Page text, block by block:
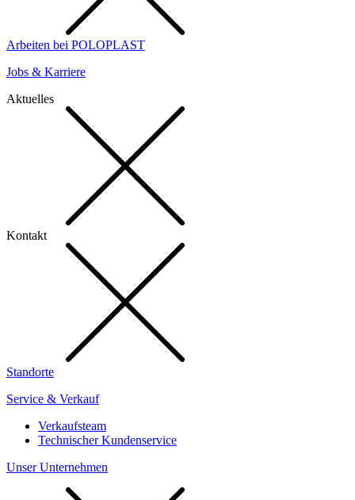
Arbeiten bei POLOPLAST
Jobs & Karriere
Aktuelles
Kontakt
Standorte
Service & Verkauf
Verkaufsteam
Technischer Kundenservice
Unser Unternehmen